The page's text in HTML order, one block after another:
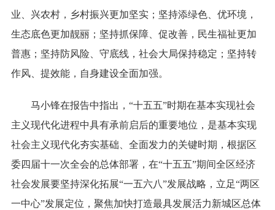
业、兴农村，乡村振兴更加坚实；坚持添绿色、优环境，
生态底色更加靓丽；坚持抓保障、促改善，民生福祉更加
普惠；坚持防风险、守底线，社会大局保持稳定；坚持转
作风、提效能，自身建设全面加强。
马小锋在报告中指出，“十五五”时期在基本实现社会
主义现代化进程中具有承前启后的重要地位，是基本实现
社会主义现代化夯实基础、全面发力的关键时期，根据区
委四届十一次全会的总体部署，在“十五五”期间全区经济
社会发展要坚持深化拓展“一五六八”发展战略，立足“两区
一中心”发展定位，聚焦加快打造最具发展活力新城区总体